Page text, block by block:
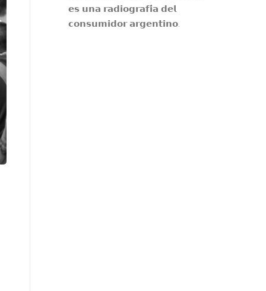
𝗲𝘀 𝘂𝗻𝗮 𝗿𝗮𝗱𝗶𝗼𝗴𝗿𝗮𝗳𝗶́𝗮 𝗱𝗲𝗹
𝗰𝗼𝗻𝘀𝘂𝗺𝗶𝗱𝗼𝗿 𝗮𝗿𝗴𝗲𝗻𝘁𝗶𝗻𝗼.